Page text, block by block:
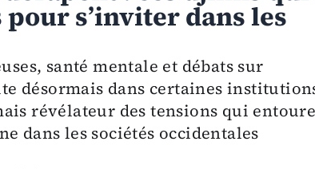
s’inviter dans les
santé mentale et débats sur
désormais dans certaines
révélateur des tensions qui
dans les sociétés occidentales